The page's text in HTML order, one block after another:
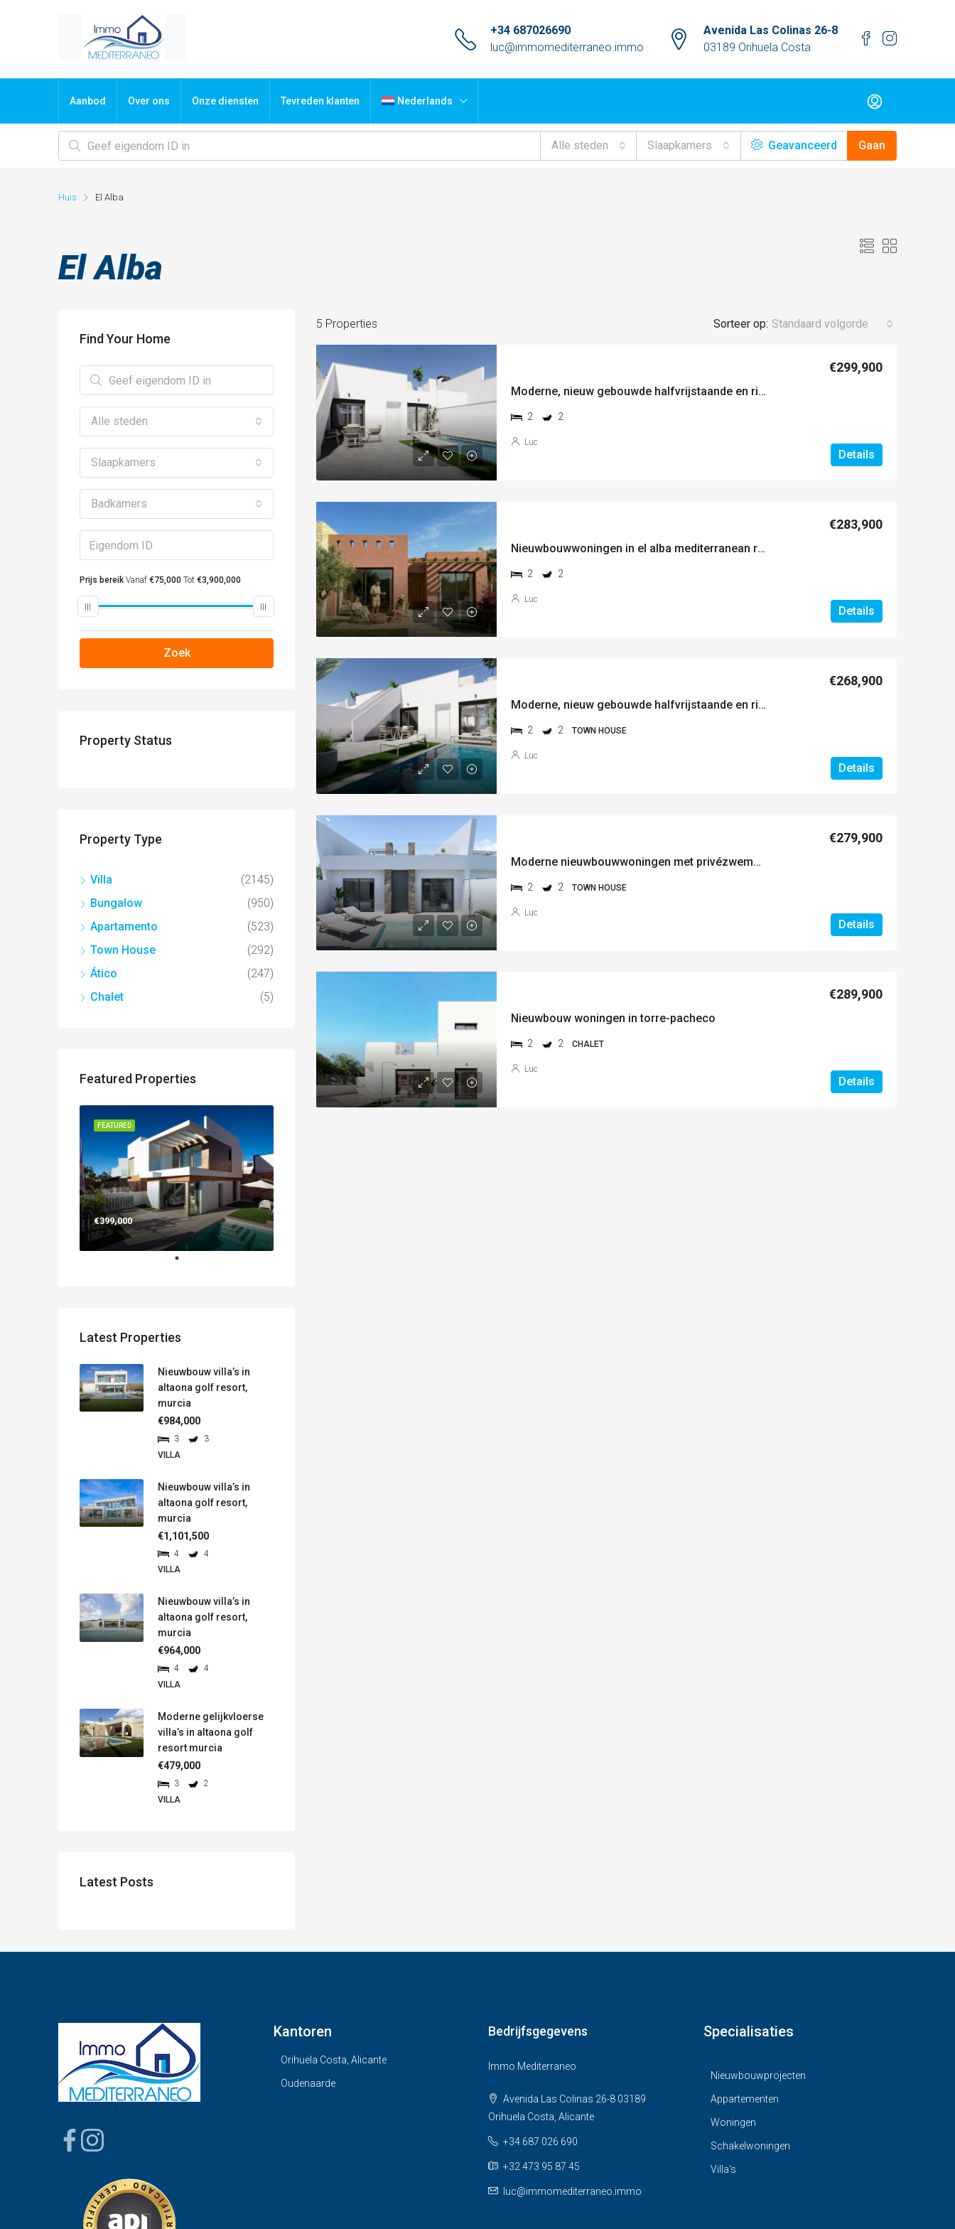
+34 687026690
luc@immomediterraneo.immo
Avenida Las Colinas 26-8
03189 Orihuela Costa
Aanbod Over ons Onze diensten Tevreden klanten Nederlands
Alle steden Slaapkamers Geavanceerd Gaan
Huis El Alba
El Alba
5 Properties Sorteer op: Standaard volgorde
Moderne, nieuw gebouwde halfvrijstaande en rijwoningen met privézwembad in el alba resort-torre pacheco
€299,900
2 2
Details
Luc
Nieuwbouwwoningen in el alba mediterranean resort in torre pacheco
€283,900
2 2
Details
Luc
Moderne, nieuw gebouwde halfvrijstaande en rijwoningen met privézwembad in el alba resort-torre pacheco
€268,900
2 2 TOWN HOUSE
Details
Luc
Moderne nieuwbouwwoningen met privézwembad in el alba resort torre pacheco
€279,900
2 2 TOWN HOUSE
Details
Luc
Nieuwbouw woningen in torre-pacheco
€289,900
2 2 CHALET
Details
Luc
Find Your Home
Alle steden
Slaapkamers
Badkamers
Prijs bereik Vanaf €75,000 Tot €3,900,000
Zoek
Property Status
Property Type
Villa
(2145)
Bungalow
(950)
Apartamento
(523)
Town House
(292)
Ático
(247)
Chalet
(5)
Featured Properties
FEATURED
€399,000
Latest Properties
Nieuwbouw villa’s in
altaona golf resort,
murcia
€984,000
3
3
VILLA
Nieuwbouw villa’s in
altaona golf resort,
murcia
€1,101,500
4
4
VILLA
Nieuwbouw villa’s in
altaona golf resort,
murcia
€964,000
4
4
VILLA
Moderne gelijkvloerse
villa’s in altaona golf
resort murcia
€479,000
3
2
VILLA
Latest Posts
Kantoren
Orihuela Costa, Alicante
Oudenaarde
Bedrijfsgegevens
Immo Mediterraneo
Avenida Las Colinas 26-8 03189
Orihuela Costa, Alicante
+34 687 026 690
+32 473 95 87 45
luc@immomediterraneo.immo
Specialisaties
Nieuwbouwprojecten
Appartementen
Woningen
Schakelwoningen
Villa's